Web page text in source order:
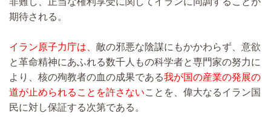
期待される。
イラン原子力庁は、 敵の邪悪な陰謀にもかかわらず、意欲
と革命精神にあふれる数千人もの科学者と専門家の努力に
より、核の殉教者の血の成果である我が国の産業の発展の
道が止められることを許さないことを、偉大なるイラン国
民に対し保証する次第である。